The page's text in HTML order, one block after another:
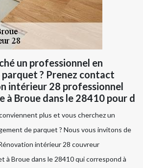
un professionnel en
? Prenez contact
intérieur 28 professionnel
à Broue dans le 28410 pour d
plus et vous cherchez un
de parquet ? Nous vous invitons de
intérieur 28 couvreur
à Broue dans le 28410 qui correspond à